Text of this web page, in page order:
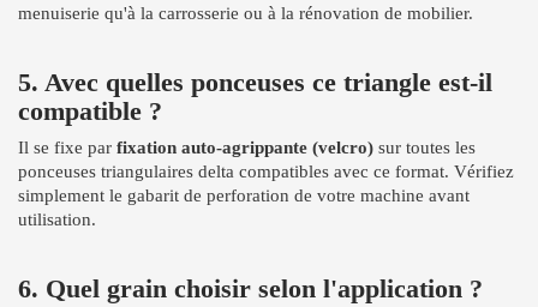
menuiserie qu'à la carrosserie ou à la rénovation de mobilier.
5. Avec quelles ponceuses ce triangle est-il
compatible ?
Il se fixe par fixation auto-agrippante (velcro) sur toutes les
ponceuses triangulaires delta compatibles avec ce format. Vérifiez
simplement le gabarit de perforation de votre machine avant
utilisation.
6. Quel grain choisir selon l'application ?